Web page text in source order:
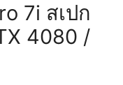
7i สเปก
4080 /